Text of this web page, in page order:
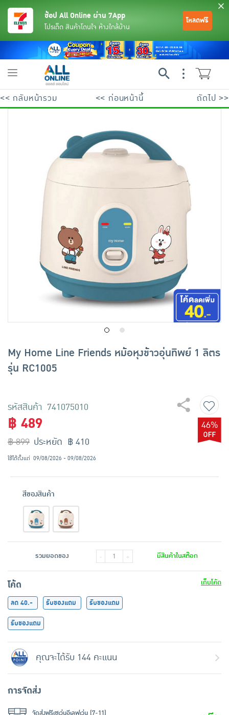
เครื่องดื่มและผงชงดื่ม
เครื่องปรุงรสและของแห้ง
ขนมขบเคี้ยว และช็อคโกแลต
อาหารสด ผัก ผลไม้และเบเกอรี่
พระเครื่อง test pop
ช้อป All Online ผ่าน 7App
โปรเด็ด สินค้าโดนใจ ห้างใกล้บ้าน
โหลดฟรี
Toggle
<< กลับหน้ารวม << ก่อนหน้านี้ ถัดไป >>
My Home Line Friends หม้อหุงข้าวอุ่นทิพย์ 1 ลิตร
รุ่น RC1005
รหัสสินค้า 741075010
฿ 489
฿ 899
46%
ประหยัด ฿ 410
ใช้ได้ตั้งแต่ 09/08/2026 - 09/08/2026
สีของสินค้า
รวมยอดของ - + มีสินค้าในสต๊อก
โค้ด
เก็บโค้ด
ลด 40.-
รับของแถม
รับของแถม
รับของแถม
คุณจะได้รับ 144 คะแนน
การจัดส่ง
จัดส่งฟรีเซเว่นอีเลฟเว่น (7-11)